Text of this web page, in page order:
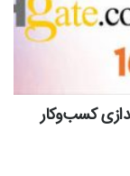
کسب‌وکار